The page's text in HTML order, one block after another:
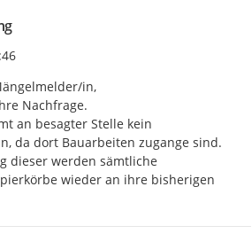
in,
Nachfrage.
an besagter Stelle kein
da dort Bauarbeiten zugange sind.
dieser werden sämtliche
wieder an ihre bisherigen